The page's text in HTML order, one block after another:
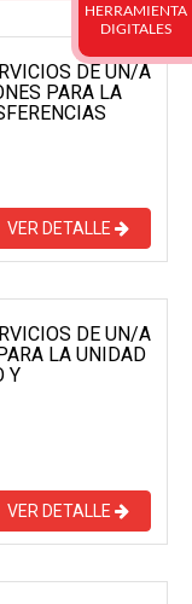
DE UN/A
PARA LA
VER DETALLE
DE UN/A
LA UNIDAD
Y
VER DETALLE
HERRAMIENTA
DIGITALES